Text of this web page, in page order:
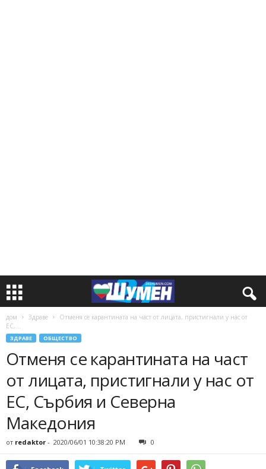
дом Здраве
Отменя се карантината на част от лицата, пристигнали у нас от
ЕС,...
ЗДРАВЕ ОБЩЕСТВО
Отменя се карантината на част
от лицата, пристигнали у нас от
ЕС, Сърбия и Северна
Македония
от redaktor - 2020/06/01 10:38:20 PM 0